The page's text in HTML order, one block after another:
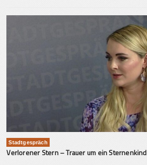
Stadtgespräch
Verlorener Stern – Trauer um ein Sternenkind